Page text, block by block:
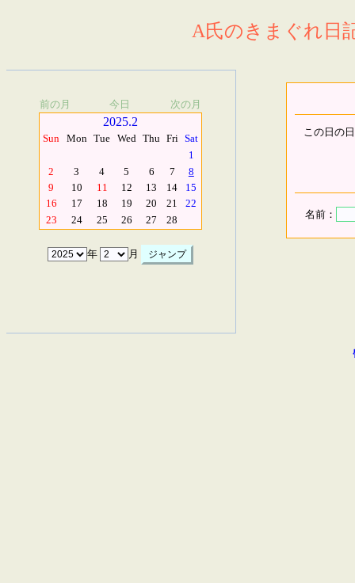
A氏のきまぐれ日
前の月 今日 次の月
2025.2
Sun Mon Tue Wed Thu Fri Sat
1
2
3 4 5 6 7
8
9
10 11 12 13 14
15
16
17 18 19 20 21
22
23
24 25 26 27 28
年 月
この日の
名前：